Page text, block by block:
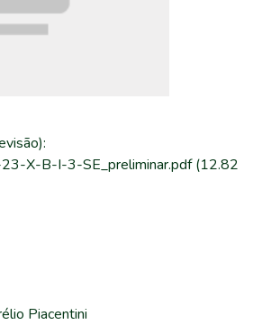
:
X-B-I-3-SE_preliminar.pdf(12.82
Piacentini